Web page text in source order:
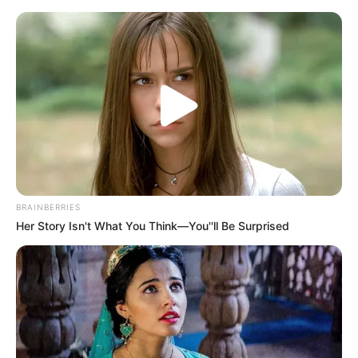
Würzburg - Alte Mainbrücke
Würzburg Veranstaltungen Hotels
« zurück Würzburg weiter
BRAINBERRIES
Her Story Isn't What You Think—You''ll Be Surprised